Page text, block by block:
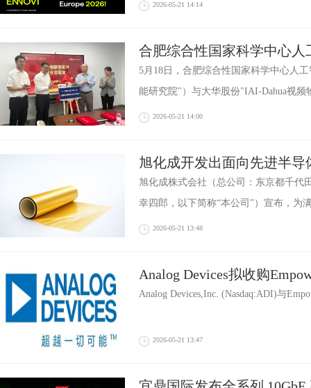
2026-05-21 14:14
合肥综合性国家科学中心
股份 共建视频物联智能体
5月18日，合肥综合性国家科学中心人
能研究院"）与大华股份"IAI-Dahua视频
2026-05-21 14:00
旭化成开发出面向先进半导
亚胺薄膜”
旭化成株式会社（总公司：东京都千代
幸四郎，以下简称“本公司”）宣布，为
2026-05-21 13:48
Analog Devices拟收购
展面向AI时代的新一代高密
Analog Devices,Inc. (Nasdaq:ADI)与
2026-05-21 13:47